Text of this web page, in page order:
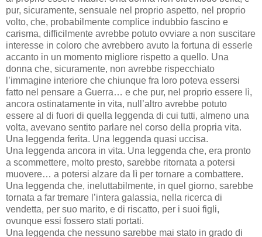
pur, sicuramente, sensuale nel proprio aspetto, nel proprio
volto, che, probabilmente complice indubbio fascino e
carisma, difficilmente avrebbe potuto ovviare a non suscitare
interesse in coloro che avrebbero avuto la fortuna di esserle
accanto in un momento migliore rispetto a quello. Una
donna che, sicuramente, non avrebbe rispecchiato
l’immagine interiore che chiunque fra loro poteva essersi
fatto nel pensare a Guerra… e che pur, nel proprio essere lì,
ancora ostinatamente in vita, null’altro avrebbe potuto
essere al di fuori di quella leggenda di cui tutti, almeno una
volta, avevano sentito parlare nel corso della propria vita.
Una leggenda ferita. Una leggenda quasi uccisa.
Una leggenda ancora in vita. Una leggenda che, era pronto
a scommettere, molto presto, sarebbe ritornata a potersi
muovere… a potersi alzare da lì per tornare a combattere.
Una leggenda che, ineluttabilmente, in quel giorno, sarebbe
tornata a far tremare l’intera galassia, nella ricerca di
vendetta, per suo marito, e di riscatto, per i suoi figli,
ovunque essi fossero stati portati.
Una leggenda che nessuno sarebbe mai stato in grado di